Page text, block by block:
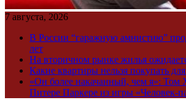
7 августа, 2026
В России “гаражную амнистию”
лет
На вторичном рынке жилья
Какие квартиры нельзя покупать
«Он более накачанный, чем я»:
Питере Паркере из игры «Человек-